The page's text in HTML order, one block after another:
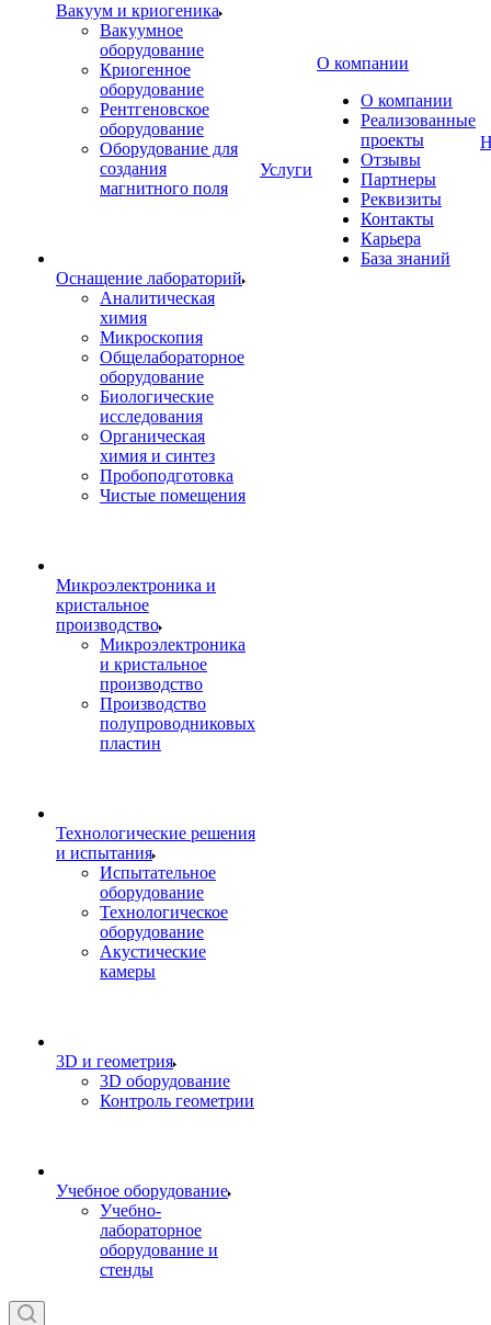
Вакуум и криогеника
Вакуумное
оборудование
Криогенное
оборудование
Рентгеновское
оборудование
Оборудование для
создания
магнитного поля
Оснащение лабораторий
Аналитическая
химия
Микроскопия
Общелабораторное
оборудование
Биологические
исследования
Органическая
химия и синтез
Пробоподготовка
Чистые помещения
Микроэлектроника и
кристальное
производство
Микроэлектроника
и кристальное
производство
Производство
полупроводниковых
пластин
Технологические решения
и испытания
Испытательное
оборудование
Технологическое
оборудование
Акустические
камеры
3D и геометрия
3D оборудование
Контроль геометрии
Учебное оборудование
Учебно-
лабораторное
оборудование и
стенды
Услуги
О компании
О компании
Реализованные
проекты
Отзывы
Партнеры
Реквизиты
Контакты
Карьера
База знаний